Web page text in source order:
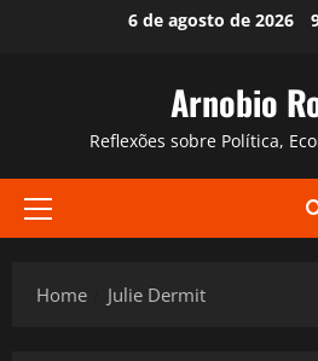
6 de agosto de 2026
Arnobio
Reflexões sobre Política,
Primary
Home Julie Dermit